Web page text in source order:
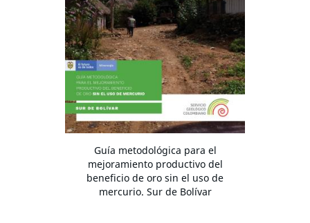
Guía metodológica para el
mejoramiento productivo del
beneficio de oro sin el uso de
mercurio. Sur de Bolívar